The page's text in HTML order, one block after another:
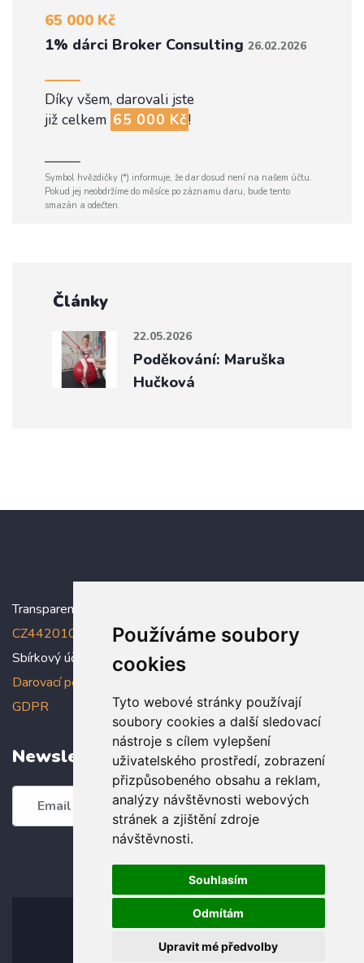
Používáme soubory
cookies
Tyto webové stránky používají
soubory cookies a další sledovací
nástroje s cílem vylepšení
uživatelského prostředí, zobrazení
přizpůsobeného obsahu a reklam,
analýzy návštěvnosti webových
stránek a zjištění zdroje
návštěvnosti.
Souhlasím
Odmítám
Upravit mé předvolby
65 000 Kč
1% dárci Broker Consulting 26.02.2026
Díky všem, darovali jste
již celkem 65 000 Kč!
Symbol hvězdičky (*) informuje, že dar dosud není na našem účtu.
Pokud jej neobdržíme do měsíce po záznamu daru, bude tento
smazán a odečten.
Články
22.05.2026
Poděkování: Maruška
Hučková
Transparentní účet:
CZ4420100000005005005006
Sbírkový účet: 5005005022/2010
Darovací podmínky
GDPR
Newsletter
Odebírat